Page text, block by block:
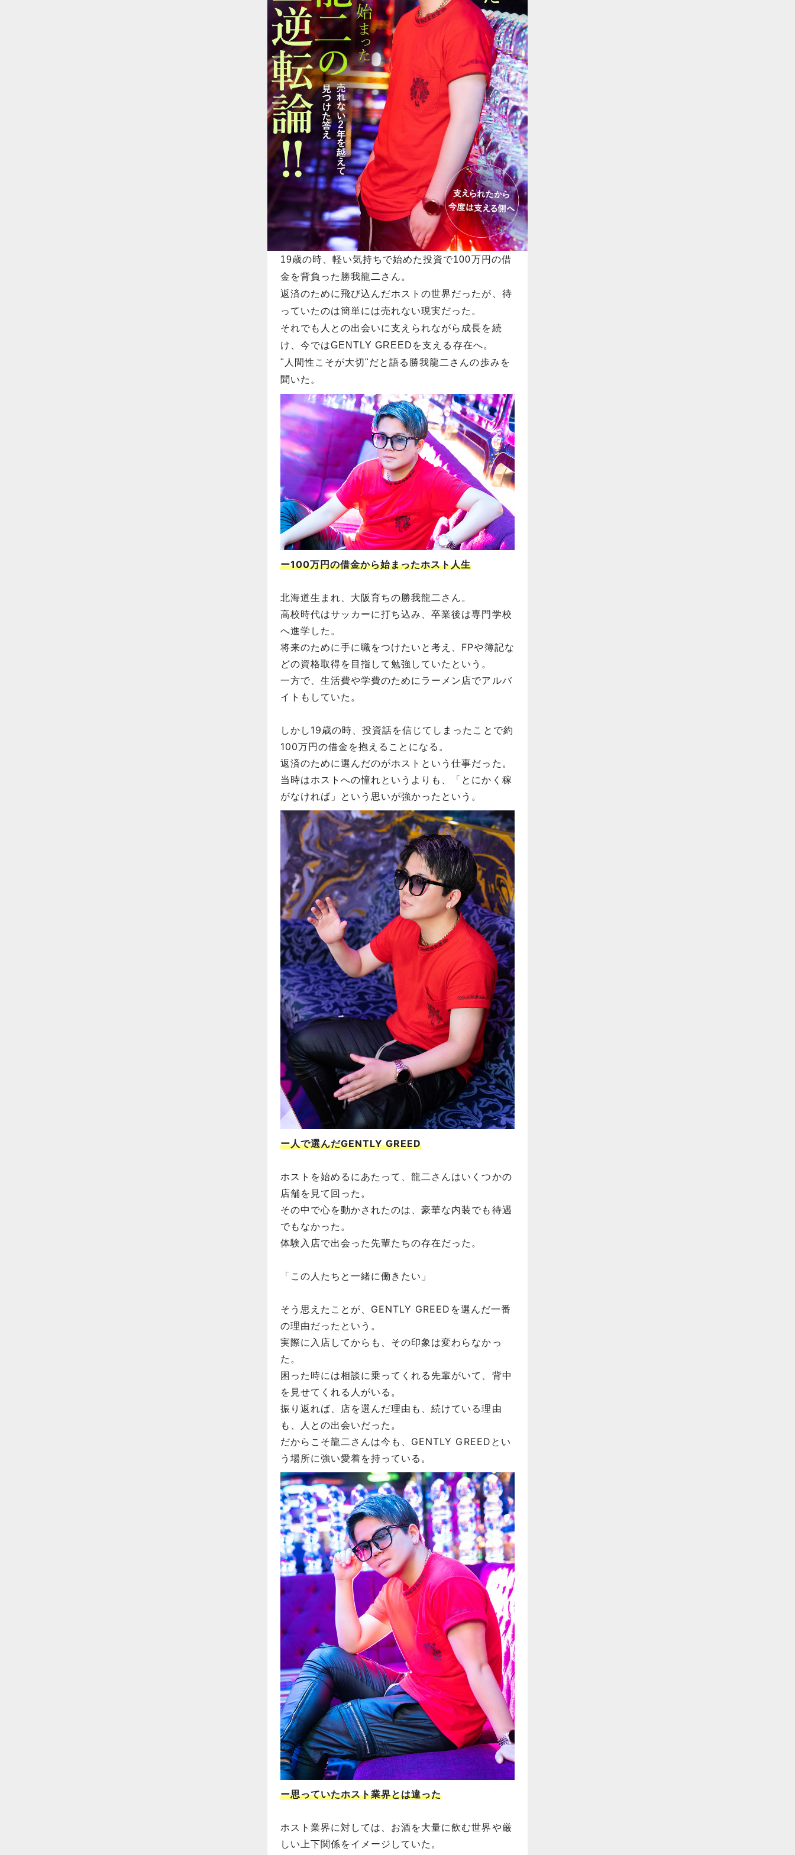
19歳の時、軽い気持ちで始めた投資で100万円の借
金を背負った勝我龍二さん。
返済のために飛び込んだホストの世界だったが、待
っていたのは簡単には売れない現実だった。
それでも人との出会いに支えられながら成長を続
け、今ではGENTLY GREEDを支える存在へ。
"人間性こそが大切"だと語る勝我龍二さんの歩みを
聞いた。
ー100万円の借金から始まったホスト人生
北海道生まれ、大阪育ちの勝我龍二さん。
高校時代はサッカーに打ち込み、卒業後は専門学校
へ進学した。
将来のために手に職をつけたいと考え、FPや簿記な
どの資格取得を目指して勉強していたという。
一方で、生活費や学費のためにラーメン店でアルバ
イトもしていた。
しかし19歳の時、投資話を信じてしまったことで約
100万円の借金を抱えることになる。
返済のために選んだのがホストという仕事だった。
当時はホストへの憧れというよりも、「とにかく稼
がなければ」という思いが強かったという。
ー人で選んだGENTLY GREED
ホストを始めるにあたって、龍二さんはいくつかの
店舗を見て回った。
その中で心を動かされたのは、豪華な内装でも待遇
でもなかった。
体験入店で出会った先輩たちの存在だった。
「この人たちと一緒に働きたい」
そう思えたことが、GENTLY GREEDを選んだ一番
の理由だったという。
実際に入店してからも、その印象は変わらなかっ
た。
困った時には相談に乗ってくれる先輩がいて、背中
を見せてくれる人がいる。
振り返れば、店を選んだ理由も、続けている理由
も、人との出会いだった。
だからこそ龍二さんは今も、GENTLY GREEDとい
う場所に強い愛着を持っている。
ー思っていたホスト業界とは違った
ホスト業界に対しては、お酒を大量に飲む世界や厳
しい上下関係をイメージしていた。